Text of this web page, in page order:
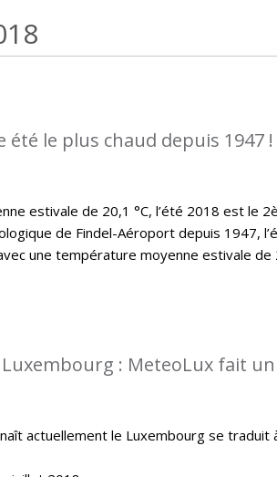
été le plus chaud depuis 1947 !
estivale de 20,1 °C, l’été 2018 est le
de Findel-Aéroport depuis 1947,
une température moyenne estivale de
: MeteoLux fait
actuellement le Luxembourg se